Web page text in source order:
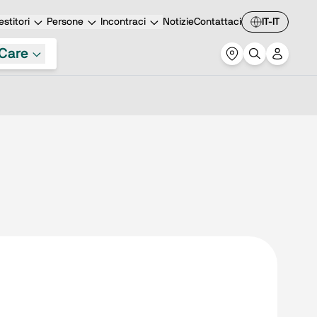
Persone Incontraci NotizieContattaci IT-IT